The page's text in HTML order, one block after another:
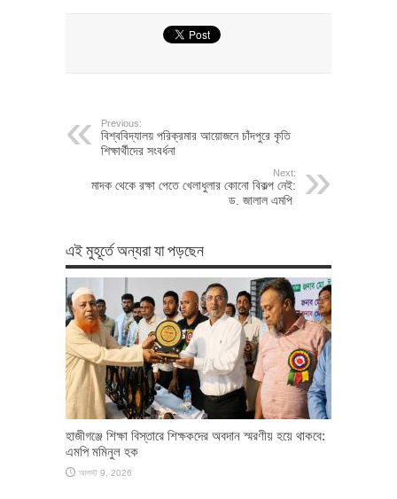
Previous:
বিশ্ববিদ্যালয় পরিক্রমার আয়োজনে চাঁদপুরে কৃতি
শিক্ষার্থীদের সংবর্ধনা
Next:
মাদক থেকে রক্ষা পেতে খেলাধুলার কোনো বিকল্প নেই:
ড. জালাল এমপি
এই মুহূর্তে অন্যরা যা পড়ছেন
হাজীগঞ্জে শিক্ষা বিস্তারে শিক্ষকদের অবদান স্মরণীয় হয়ে থাকবে:
এমপি মমিনুল হক
আগস্ট 9, 2026